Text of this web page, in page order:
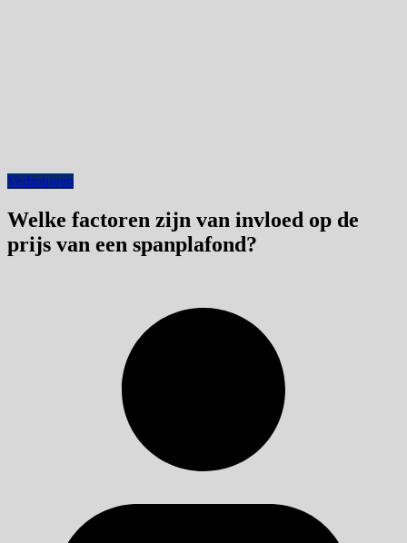
Verbouwen
Welke factoren zijn van invloed op de
prijs van een spanplafond?